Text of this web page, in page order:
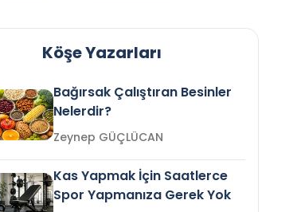
Köşe Yazarları
Bağırsak Çalıştıran Besinler
Nelerdir?
Zeynep GÜÇLÜCAN
Kas Yapmak İçin Saatlerce
Spor Yapmanıza Gerek Yok